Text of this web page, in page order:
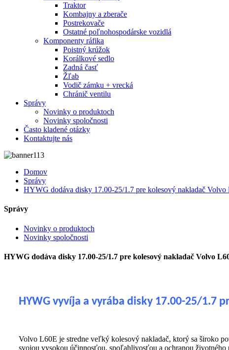
Traktor
Kombajny a zberače
Postrekovače
Ostatné poľnohospodárske vozidlá
Komponenty ráfika
Poistný krúžok
Korálkové sedlo
Zadná časť
Žľab
Vodič zámku + vrecká
Chránič ventilu
Správy
Novinky o produktoch
Novinky spoločnosti
Často kladené otázky
Kontaktujte nás
Domov
Správy
HYWG dodáva disky 17.00-25/1.7 pre kolesový nakladač Volvo
Správy
Novinky o produktoch
Novinky spoločnosti
HYWG dodáva disky 17.00-25/1.7 pre kolesový nakladač Volvo
HYWG vyvíja a vyrába disky 17.00-25/1.7
Volvo L60E je stredne veľký kolesový nakladač, ktorý sa široko
svojou vysokou účinnosťou, spoľahlivosťou a ochranou